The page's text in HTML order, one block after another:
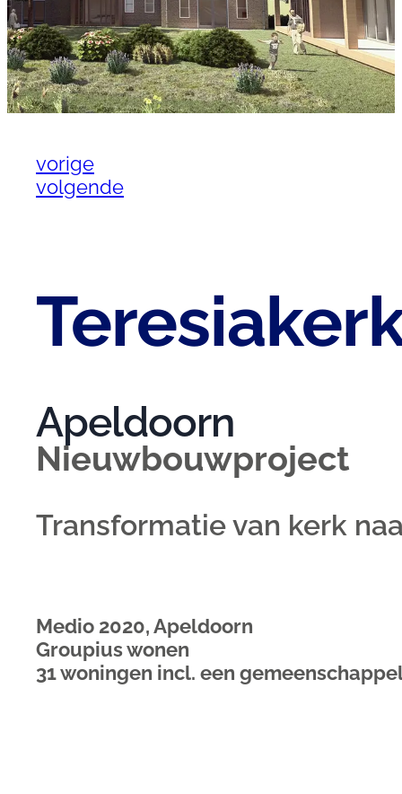
vorige
volgende
Apeldoorn
Nieuwbouwproject
Transformatie van kerk
Medio 2020, Apeldoorn
Groupius wonen
31 woningen incl. een